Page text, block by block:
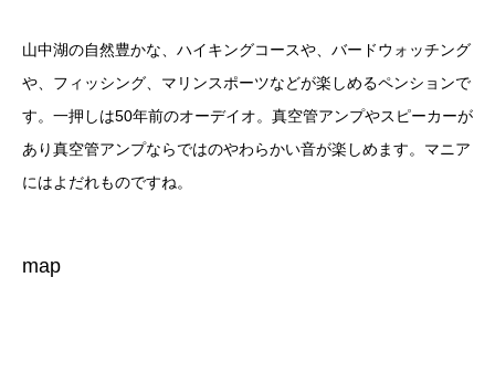
山中湖の自然豊かな、ハイキングコースや、バードウォッチング
や、フィッシング、マリンスポーツなどが楽しめるペンションで
す。一押しは50年前のオーデイオ。真空管アンプやスピーカーが
あり真空管アンプならではのやわらかい音が楽しめます。マニア
にはよだれものですね。
map